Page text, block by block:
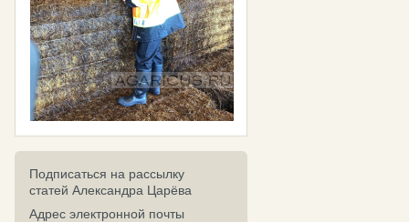
Подписаться на рассылку
статей Александра Царёва
Адрес электронной почты